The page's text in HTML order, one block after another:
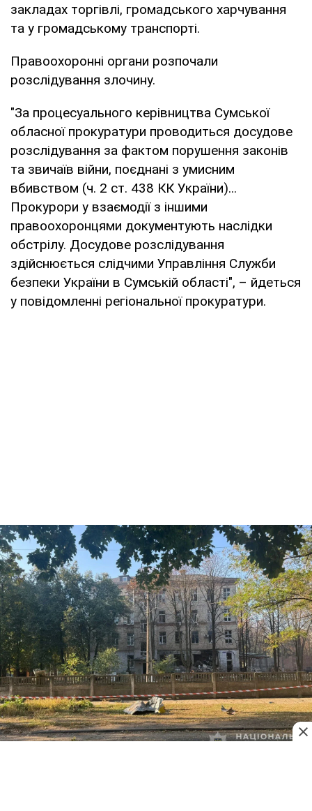
закладах торгівлі, громадського харчування
та у громадському транспорті.
Правоохоронні органи розпочали
розслідування злочину.
"За процесуального керівництва Сумської
обласної прокуратури проводиться досудове
розслідування за фактом порушення законів
та звичаїв війни, поєднані з умисним
вбивством (ч. 2 ст. 438 КК України)...
Прокурори у взаємодії з іншими
правоохоронцями документують наслідки
обстрілу. Досудове розслідування
здійснюється слідчими Управління Служби
безпеки України в Сумській області", – йдеться
у повідомленні регіональної прокуратури.